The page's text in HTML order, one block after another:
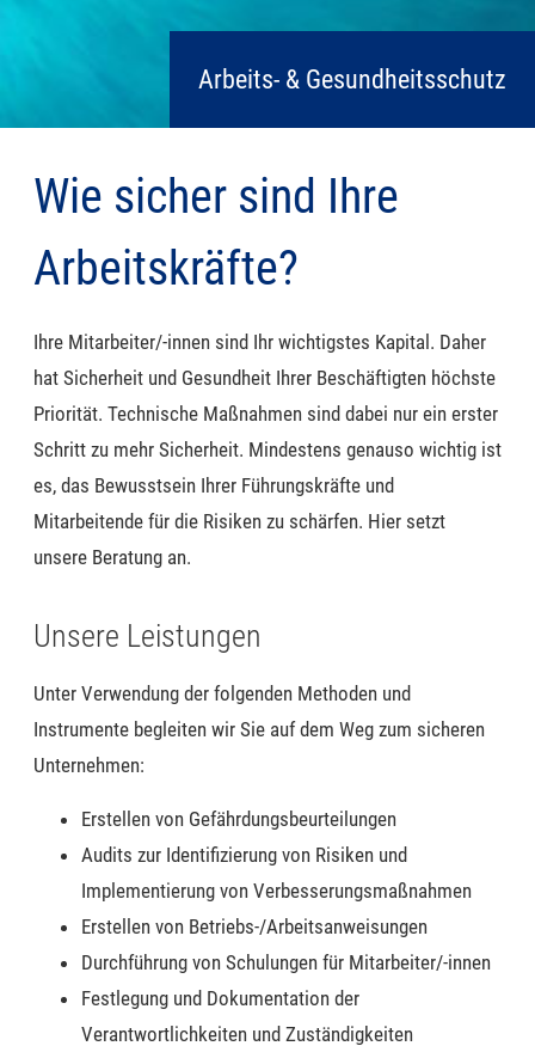
Arbeits- & Gesundheitsschutz
Wie sicher sind Ihre
Arbeitskräfte?
Ihre Mitarbeiter/-innen sind Ihr wichtigstes Kapital. Daher
hat Sicherheit und Gesundheit Ihrer Beschäftigten höchste
Priorität. Technische Maßnahmen sind dabei nur ein erster
Schritt zu mehr Sicherheit. Mindestens genauso wichtig ist
es, das Bewusstsein Ihrer Führungskräfte und
Mitarbeitende für die Risiken zu schärfen. Hier setzt
unsere Beratung an.
Unsere Leistungen
Unter Verwendung der folgenden Methoden und
Instrumente begleiten wir Sie auf dem Weg zum sicheren
Unternehmen:
Erstellen von Gefährdungsbeurteilungen
Audits zur Identifizierung von Risiken und
Implementierung von Verbesserungsmaßnahmen
Erstellen von Betriebs-/Arbeitsanweisungen
Durchführung von Schulungen für Mitarbeiter/-innen
Festlegung und Dokumentation der
Verantwortlichkeiten und Zuständigkeiten